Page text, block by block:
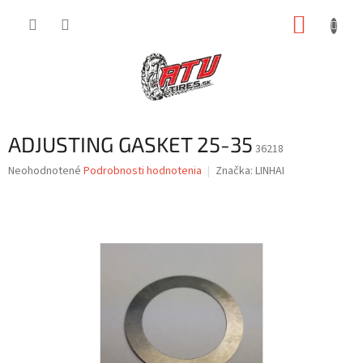
ADJUSTING GASKET 25-35 36218
Priemerné
Neohodnotené Podrobnosti hodnotenia Značka: LINHAI